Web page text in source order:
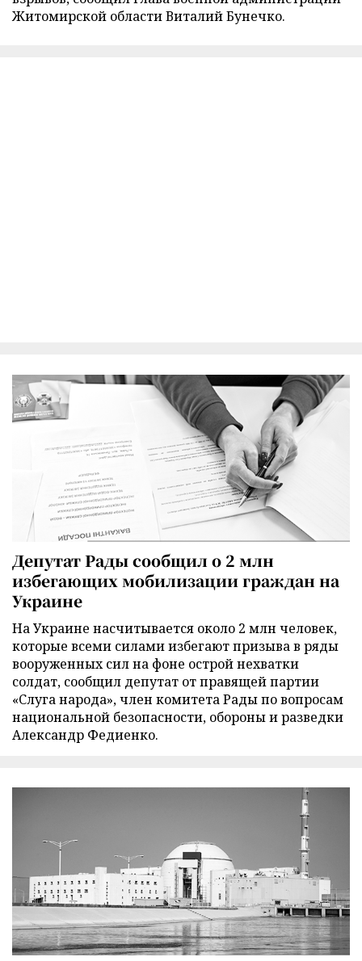
Житомирской области Виталий Бунечко.
Депутат Рады сообщил о 2 млн
избегающих мобилизации граждан на
Украине
На Украине насчитывается около 2 млн человек,
которые всеми силами избегают призыва в ряды
вооруженных сил на фоне острой нехватки
солдат, сообщил депутат от правящей партии
«Слуга народа», член комитета Рады по вопросам
национальной безопасности, обороны и разведки
Александр Федиенко.